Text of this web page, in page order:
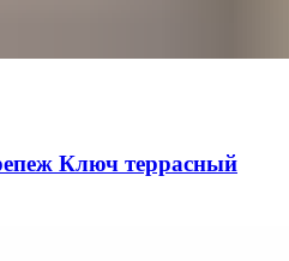
Ключ террасный